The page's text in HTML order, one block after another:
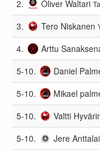
2. Oliver Waltari
3. Tero Niskanen
4. Arttu
5-10. Daniel
5-10. Mikael
5-10. Valtti
5-10. Jere